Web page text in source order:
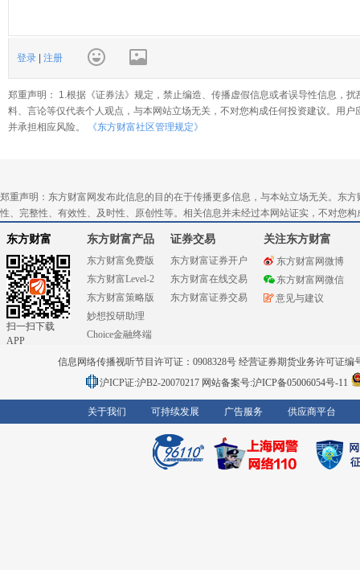
登录 注册
郑重声明： 1.根据《证券法》规定，禁止编造、传播虚假信息或者误导性信息，
料、言论等仅代表个人观点，与本网站立场无关，不对您构成任何投资建议。用
并承担相应风险。
《东方财富社区管理规定》
郑重声明：东方财富网发布此信息的目的在于传播更多信息，与本站立场无关。东
性、完整性、有效性、及时性、原创性等。相关信息并未经过本网站证实，不对您
东方财富
扫一扫下载
APP
东方财富产品
东方财富免费版
东方财富Level-2
东方财富策略版
妙想投研助理
Choice金融终端
证券交易
东方财富证券开户
东方财富在线交易
东方财富证券交易
关注东方财富
东方财富网微博
东方财富网微信
意见与建议
信息网络传播视听节目许可证：0908328号 经营证券期货业务许可证编
沪ICP证:沪B2-20070217 网站备案号:沪ICP备05006054号-11
关于我们 可持续发展 广告服务 供应商平台